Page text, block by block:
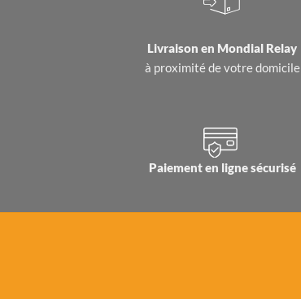
Livraison en Mondial Relay
à proximité de votre domicile
Paiement en ligne sécurisé